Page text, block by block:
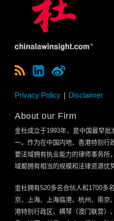
Privacy Policy Disclaimer
About our Firm
金杜成立于1993年，是中国最早批
一。作为在中国内地、香港特别行
要法域拥有执业能力的律师事务所
域都拥有相当的规模和法律资源优
金杜拥有520多名合伙人和 1700多
京、上海、上海临港、杭州、南京
港特别行政区、横琴（澳门联营）